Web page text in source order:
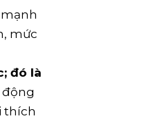
mức
đó là
động
thích